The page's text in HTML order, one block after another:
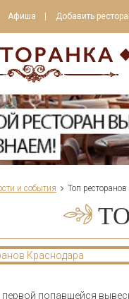
Афиша Добавить
и события Топ
попавшейся